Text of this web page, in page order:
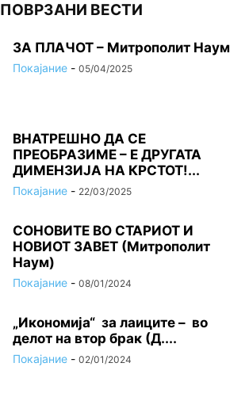
ПОВРЗАНИ ВЕСТИ
ЗА ПЛАЧОТ – Митрополит Наум
Покајание - 05/04/2025
ВНАТРЕШНО ДА СЕ
ПРЕОБРАЗИМЕ – Е ДРУГАТА
ДИМЕНЗИЈА НА КРСТОТ!...
Покајание - 22/03/2025
СОНОВИТЕ ВО СТАРИОТ И
НОВИОТ ЗАВЕТ (Митрополит
Наум)
Покајание - 08/01/2024
„Икономија“ за лаиците – во
делот на втор брак (Д....
Покајание - 02/01/2024